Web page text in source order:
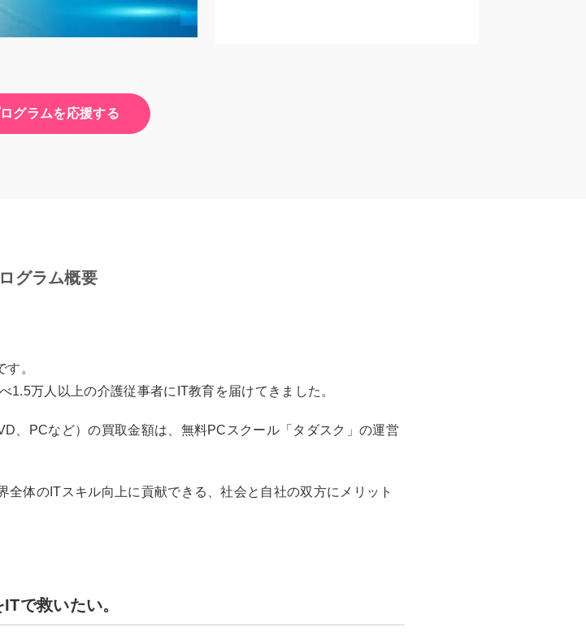
グラムを応援する
グラム概要
。
万人以上の介護従事者にIT教育を届けてきました。
、PCなど）の買取金額は、無料PCスクール「タダスク」の運営
体のITスキル向上に貢献できる、社会と自社の双方にメリット
で救いたい。